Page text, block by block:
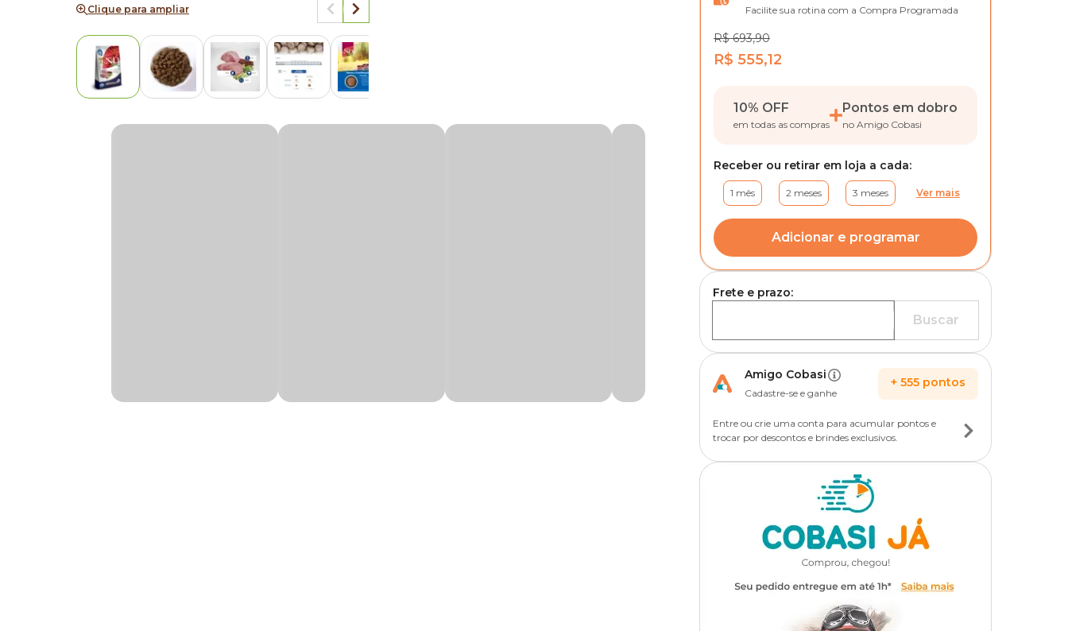
Clique para ampliar Facilite sua rotina com a Compra Programada
R$ 693,90
R$ 555,12
10% OFF
em todas as compras
Pontos em dobro
no Amigo Cobasi
Receber ou retirar em loja a cada:
1 mês 2 meses 3 meses Ver mais
Adicionar e programar
Frete e prazo:
Buscar
Amigo Cobasi
Cadastre-se e ganhe
+ 555 pontos
Entre ou crie uma conta para acumular pontos e
trocar por descontos e brindes exclusivos.